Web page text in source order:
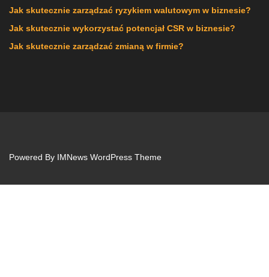
Jak skutecznie zarządzać ryzykiem walutowym w biznesie?
Jak skutecznie wykorzystać potencjał CSR w biznesie?
Jak skutecznie zarządzać zmianą w firmie?
Powered By IMNews WordPress Theme